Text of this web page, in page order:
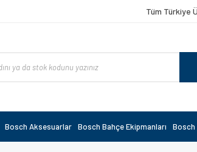
Tüm Türkiye
Bosch Aksesuarlar Bosch Bahçe Ekipmanları Bosch